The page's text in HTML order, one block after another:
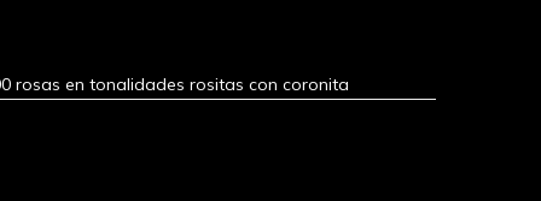
rosas en tonalidades rositas con coronita